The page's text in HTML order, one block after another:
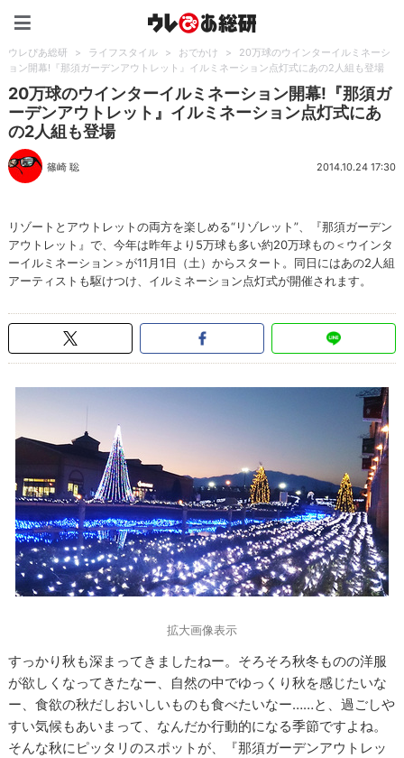
ウレぴあ総研 > ライフスタイル > おでかけ >
20万球のウインターイルミネーシ
ョン開幕!『那須ガーデンアウトレット』イルミネーション点灯式にあの2人組も登場
20万球のウインターイルミネーション開幕!『那須ガ
ーデンアウトレット』イルミネーション点灯式にあ
の2人組も登場
篠崎 聡 2014.10.24 17:30
リゾートとアウトレットの両方を楽しめる“リゾレット”、『那須ガーデン
アウトレット』で、今年は昨年より5万球も多い約20万球もの＜ウインタ
ーイルミネーション＞が11月1日（土）からスタート。同日にはあの2人組
アーティストも駆けつけ、イルミネーション点灯式が開催されます。
拡大画像表示
すっかり秋も深まってきましたねー。そろそろ秋冬ものの洋服
が欲しくなってきたなー、自然の中でゆっくり秋を感じたいな
ー、食欲の秋だしおいしいものも食べたいなー……と、過ごしや
すい気候もあいまって、なんだか行動的になる季節ですよね。
そんな秋にピッタリのスポットが、『那須ガーデンアウトレッ